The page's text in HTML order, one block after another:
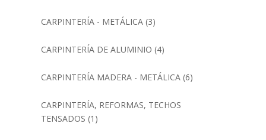
CARPINTERÍA - METÁLICA(3)
CARPINTERÍA DE ALUMINIO (4)
CARPINTERÍA MADERA - METÁLICA(6)
CARPINTERÍA, REFORMAS, TECHOS
TENSADOS (1)